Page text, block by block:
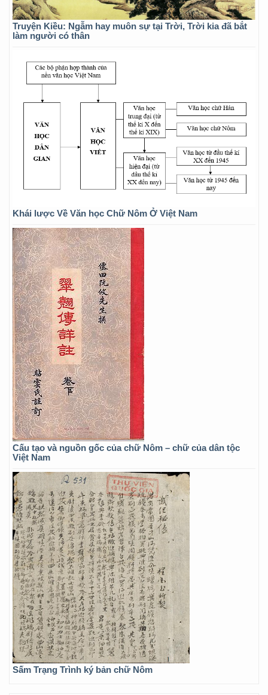
Truyện Kiều: Ngẫm hay muôn sự tại Trời, Trời kia đã bắt
làm người có thân
Khái lược Về Văn học Chữ Nôm Ở Việt Nam
Cấu tạo và nguồn gốc của chữ Nôm – chữ của dân tộc
Việt Nam
Sấm Trạng Trình ký bản chữ Nôm